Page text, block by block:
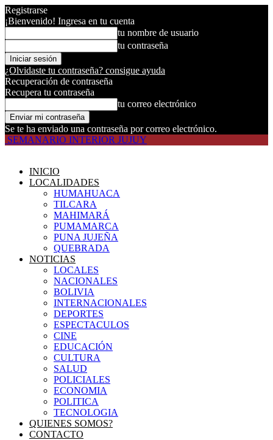
Registrarse
¡Bienvenido! Ingresa en tu cuenta
tu nombre de usuario
tu contraseña
¿Olvidaste tu contraseña? consigue ayuda
Recuperación de contraseña
Recupera tu contraseña
tu correo electrónico
Se te ha enviado una contraseña por correo electrónico.
SEMANARIO INTERIOR JUJUY
INICIO
LOCALIDADES
HUMAHUACA
TILCARA
MAHIMARÁ
PUMAMARCA
PUNA JUJEÑA
QUEBRADA
NOTICIAS
LOCALES
NACIONALES
BOLIVIA
INTERNACIONALES
DEPORTES
ESPECTACULOS
CINE
EDUCACIÓN
CULTURA
SALUD
POLICIALES
ECONOMIA
POLITICA
TECNOLOGIA
QUIENES SOMOS?
CONTACTO